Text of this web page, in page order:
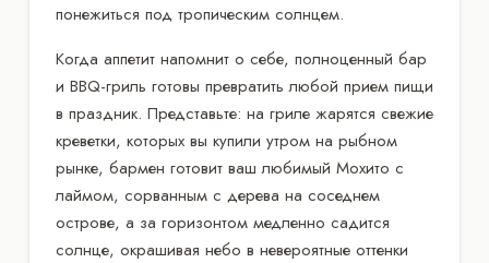
понежиться под тропическим солнцем.
Когда аппетит напомнит о себе, полноценный бар
и BBQ-гриль готовы превратить любой прием пищи
в праздник. Представьте: на гриле жарятся свежие
креветки, которых вы купили утром на рыбном
рынке, бармен готовит ваш любимый Мохито с
лаймом, сорванным с дерева на соседнем
острове, а за горизонтом медленно садится
солнце, окрашивая небо в невероятные оттенки